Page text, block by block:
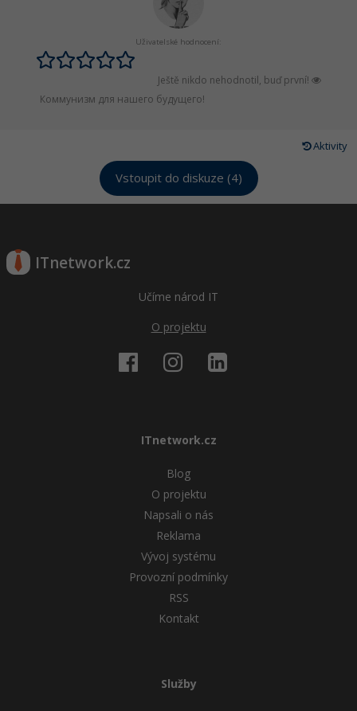
Linux
Sítě
Elektronický podpis
Uživatelské hodnocení:
Ještě nikdo nehodnotil, buď první!
Коммунизм для нашего будущего!
Aktivity
Vstoupit do diskuze (4)
ITnetwork.cz
Učíme národ IT
O projektu
ITnetwork.cz
Blog
O projektu
Napsali o nás
Reklama
Vývoj systému
Provozní podmínky
RSS
Kontakt
Služby